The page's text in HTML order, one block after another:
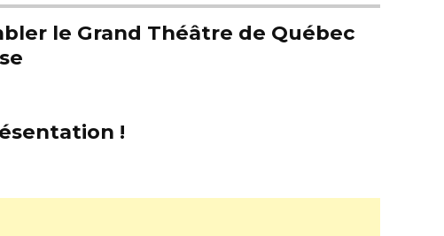
le Grand Théâtre de Québec
!